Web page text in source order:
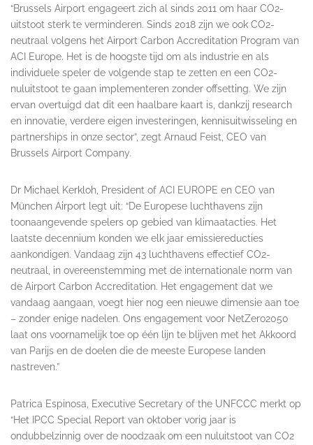
“Brussels Airport engageert zich al sinds 2011 om haar CO2-
uitstoot sterk te verminderen. Sinds 2018 zijn we ook CO2-
neutraal volgens het Airport Carbon Accreditation Program van
ACI Europe. Het is de hoogste tijd om als industrie en als
individuele speler de volgende stap te zetten en een CO2-
nuluitstoot te gaan implementeren zonder offsetting. We zijn
ervan overtuigd dat dit een haalbare kaart is, dankzij research
en innovatie, verdere eigen investeringen, kennisuitwisseling en
partnerships in onze sector”, zegt Arnaud Feist, CEO van
Brussels Airport Company.
Dr Michael Kerkloh, President of ACI EUROPE en CEO van
München Airport legt uit: “De Europese luchthavens zijn
toonaangevende spelers op gebied van klimaatacties. Het
laatste decennium konden we elk jaar emissiereducties
aankondigen. Vandaag zijn 43 luchthavens effectief CO2-
neutraal, in overeenstemming met de internationale norm van
de Airport Carbon Accreditation. Het engagement dat we
vandaag aangaan, voegt hier nog een nieuwe dimensie aan toe
– zonder enige nadelen. Ons engagement voor NetZero2050
laat ons voornamelijk toe op één lijn te blijven met het Akkoord
van Parijs en de doelen die de meeste Europese landen
nastreven.”
Patrica Espinosa, Executive Secretary of the UNFCCC merkt op
“Het IPCC Special Report van oktober vorig jaar is
ondubbelzinnig over de noodzaak om een nuluitstoot van CO2